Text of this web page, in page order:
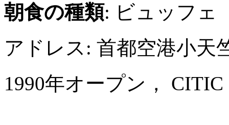
朝食の種類: ビュッフェ
アドレス: 首都空港小天
1990年オープン，